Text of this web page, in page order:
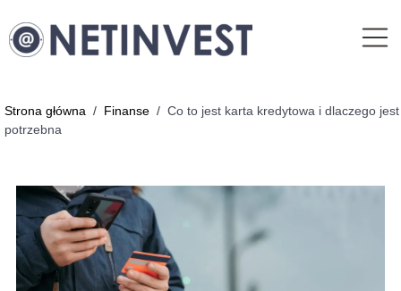
Strona główna / Finanse / Co to jest karta kredytowa i dlaczego jest
potrzebna